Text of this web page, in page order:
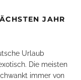
JAHR
Urlaub
Die meisten
immer von